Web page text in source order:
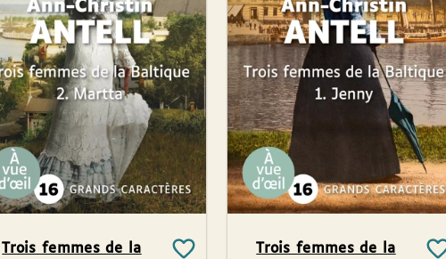
Trois femmes de la Trois femmes de la